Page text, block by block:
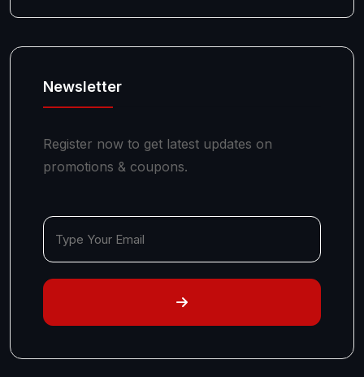
Newsletter
Register now to get latest updates on
promotions & coupons.